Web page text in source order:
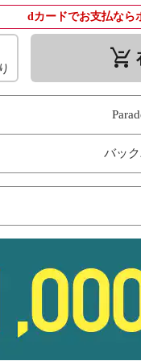
dカードでお支払なら
remove_shopping_cart
バッ